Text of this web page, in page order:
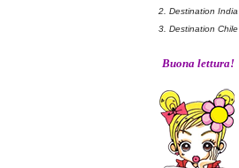
2. Destination India
3. Destination Chile
Buona lettura!